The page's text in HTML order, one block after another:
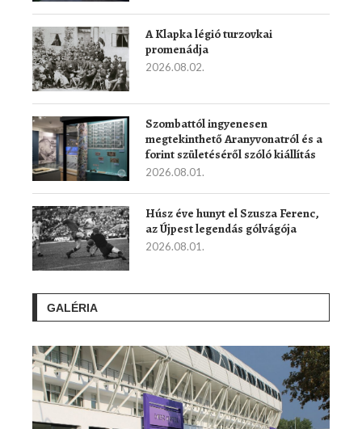
A Klapka légió turzovkai
promenádja
2026.08.02.
Szombattól ingyenesen
megtekinthető Aranyvonatról és a
forint születéséről szóló kiállítás
2026.08.01.
Húsz éve hunyt el Szusza Ferenc,
az Újpest legendás gólvágója
2026.08.01.
GALÉRIA